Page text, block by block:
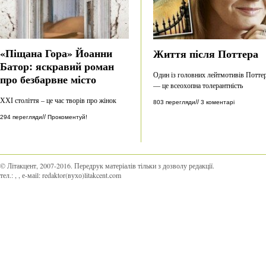
«Піщана Гора» Йоанни
Батор: яскравий роман
про безбарвне місто
ХХІ століття – це час творів про жінок
294 перегляди// Прокоментуй!
Життя після Поттера
Один із головних лейтмотивів
— це всеохопна толерантність
803 перегляди// 3 коментарі
© Літакцент, 2007-2016. Передрук матеріалів тільки з дозволу редакції.
тел.:
, е-маіl:redaktor(вухо)litakcent.com